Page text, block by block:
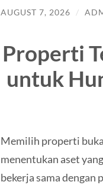
AUGUST 7, 2026 /
Properti
untuk
Memilih properti
menentukan aset
bekerja sama dengan